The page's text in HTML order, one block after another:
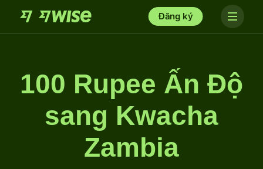
Đăng ký
100 Rupee Ấn Độ
sang Kwacha
Zambia